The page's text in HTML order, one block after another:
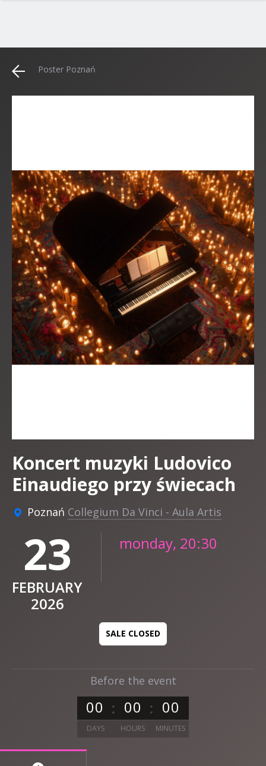
Poster Poznań
Before the event
00 00 00
DAYS HOURS MINUTES
Koncert muzyki Ludovico
Einaudiego przy świecach
Poznań Collegium Da Vinci - Aula Artis
23
FEBRUARY
2026
monday, 20:30
SALE CLOSED